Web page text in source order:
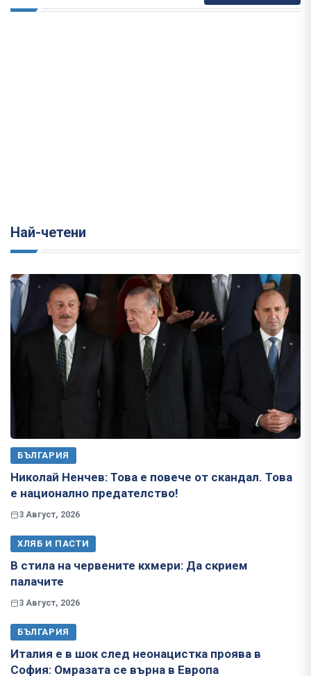
Най-четени
БЪЛГАРИЯ
Николай Ненчев: Това е повече от скандал. Това
е национално предателство!
3 Август, 2026
ХЛЯБ И ПАСТИ
В стила на червените кхмери: Да скрием
палачите
3 Август, 2026
БЪЛГАРИЯ
Италия е в шок след неонацистка проява в
София: Омразата се върна в Европа